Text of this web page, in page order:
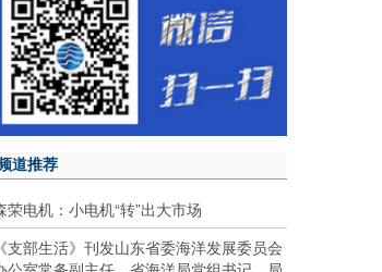
露多糖胶质对防治动脉粥样硬化有一定功效。海
道推荐
荣电机：小电机“转”出大市场
《支部生活》刊发山东省委海洋发展委员会